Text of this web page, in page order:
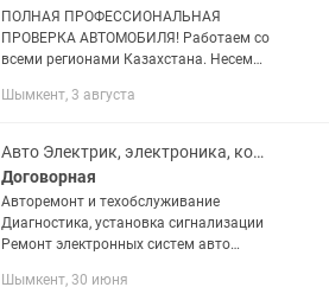
ПОЛНАЯ ПРОФЕССИОНАЛЬНАЯ
ПРОВЕРКА АВТОМОБИЛЯ! Работаем со
всеми регионами Казахстана. Несем
проделанную работу! Гарантируем
Проверка ЛКП,...
Шымкент, 3 августа
Авто Электрик, электроника, кондиционер, печка
Договорная
Авторемонт и техобслуживание
Диагностика, установка сигнализации
Ремонт электронных систем авто
Программирование, "прошивка" ЭБУ
Шымкент, 30 июня